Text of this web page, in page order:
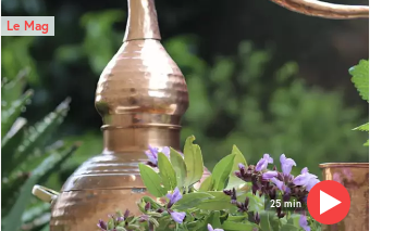
25 min
Le Mag